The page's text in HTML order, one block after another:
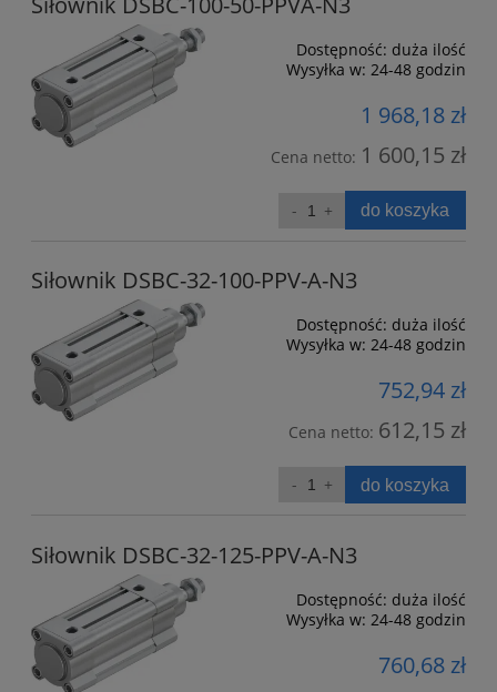
Dostępność: duża ilość
Wysyłka w: 24-48 godzin
1 968,18 zł
Cena netto: 1 600,15 zł
do koszyka
Siłownik DSBC-32-100-PPV-A-N3
Dostępność: duża ilość
Wysyłka w: 24-48 godzin
752,94 zł
Cena netto: 612,15 zł
do koszyka
Siłownik DSBC-32-125-PPV-A-N3
Dostępność: duża ilość
Wysyłka w: 24-48 godzin
760,68 zł